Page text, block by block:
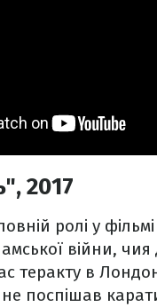
2017
ролі у
війни, чия
теракту в
поспішав